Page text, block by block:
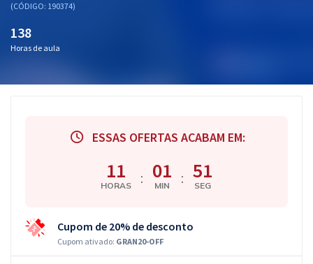
Blog
Aprovados
(CÓDIGO: 190374)
138
Horas de aula
ESSAS OFERTAS ACABAM EM:
11
HORAS : 01
MIN : 50
SEG
Cupom de 20% de desconto
Cupom ativado: GRAN20-OFF